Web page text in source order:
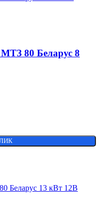
80 Беларус 8